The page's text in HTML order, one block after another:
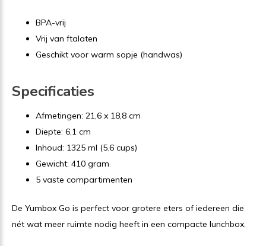
BPA-vrij
Vrij van ftalaten
Geschikt voor warm sopje (handwas)
Specificaties
Afmetingen: 21,6 x 18,8 cm
Diepte: 6,1 cm
Inhoud: 1325 ml (5.6 cups)
Gewicht: 410 gram
5 vaste compartimenten
De Yumbox Go is perfect voor grotere eters of iedereen die
nét wat meer ruimte nodig heeft in een compacte lunchbox.